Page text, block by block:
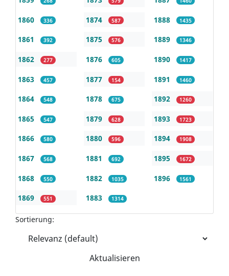
1860 336
1861 392
1862 277
1863 457
1864 548
1865 547
1866 580
1867 568
1868 550
1869 551
1874 587
1875 576
1876 605
1877 154
1878 675
1879 628
1880 596
1881 692
1882 1035
1883 1314
1888 1435
1889 1346
1890 1417
1891 1460
1892 1260
1893 1723
1894 1908
1895 1672
1896 1561
Sortierung:
Aktualisieren